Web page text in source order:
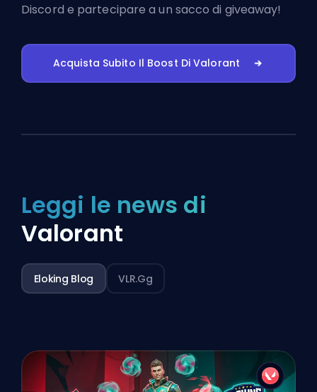
Discord e partecipare a un sacco di giveaway!
Acquista Subito Il Boost Di Valorant
Leggi le news di
Valorant
Eloking Blog VLR.gg